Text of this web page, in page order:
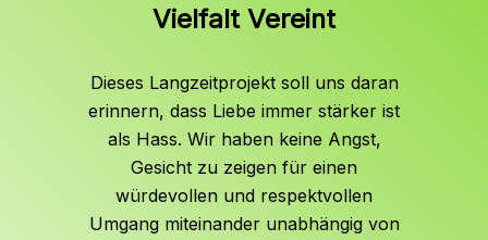
Vielfalt Vereint
Dieses Langzeitprojekt soll uns daran
erinnern, dass Liebe immer stärker ist
als Hass. Wir haben keine Angst,
Gesicht zu zeigen für einen
würdevollen und respektvollen
Umgang miteinander unabhängig von